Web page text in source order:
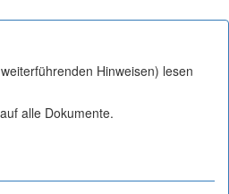
Hinweisen) lesen
alle Dokumente.